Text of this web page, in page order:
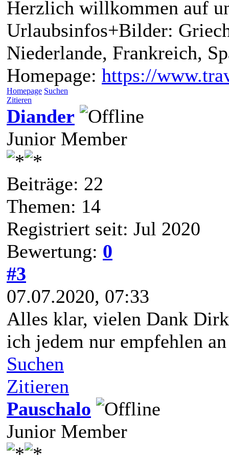
Herzlich willkommen auf
Urlaubsinfos+Bilder:
Niederlande, Frankreich,
Homepage: https://
Homepage Suchen
Zitieren
Diander
Junior Member
Beiträge: 22
Themen: 14
Registriert seit: Jul 2020
Bewertung: 0
#3
07.07.2020, 07:33
Alles klar, vielen Dank
ich jedem nur empfehlen
Suchen
Zitieren
Pauschalo
Junior Member